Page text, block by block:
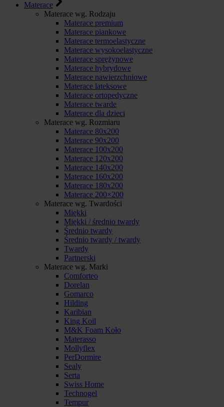
Materace
Materace wg. Rodzaju
Materace premium
Materace piankowe
Materace termoelastyczne
Materace wysokoelastyczne
Materace sprężynowe
Materace hybrydowe
Materace nawierzchniowe
Materace lateksowe
Materace ortopedyczne
Materace twarde
Materace dla dzieci
Materace wg. Rozmiaru
Materace 80x200
Materace 90x200
Materace 100x200
Materace 120x200
Materace 140x200
Materace 160x200
Materace 180x200
Materace 200×200
Materace wg. Twardości
Miękki
Miękki / średnio twardy
Średnio twardy
Średnio twardy / twardy
Twardy
Partnerski
Materace wg. Marki
Comforteo
Dorelan
Gomarco
Hilding
Karibian
King Koil
M&K Foam Koło
Materasso
Mollyflex
PerDormire
Sealy
Serta
Swiss Home
Technogel
Tempur